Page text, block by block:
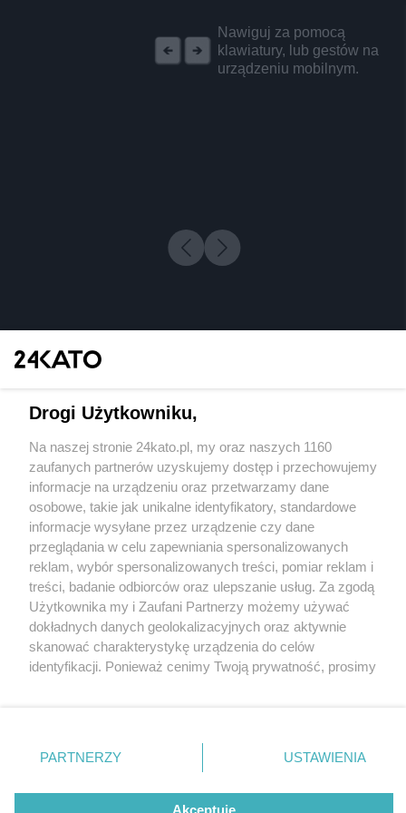
Nawiguj za pomocą
klawiatury, lub gestów na
urządzeniu mobilnym.
16 / 0
Wydawca mediów lokalnych
Nie zapomnij
zapoznać się z:
polityką prywatności regulamin korzystania z portali
Twojemiasto
Piekary Śląskie
Chorzów
Tarnowskie Góry
Gliwice
Skontakuj sięz nami
Kontakt
Wydawca
Redakcja
Drogi Użytkowniku,
Na naszej stronie 24kato.pl, my oraz naszych 1160
zaufanych partnerów uzyskujemy dostęp i przechowujemy
informacje na urządzeniu oraz przetwarzamy dane
osobowe, takie jak unikalne identyfikatory, standardowe
informacje wysyłane przez urządzenie czy dane
przeglądania w celu zapewniania spersonalizowanych
reklam, wybór spersonalizowanych treści, pomiar reklam i
treści, badanie odbiorców oraz ulepszanie usług. Za zgodą
Użytkownika my i Zaufani Partnerzy możemy używać
dokładnych danych geolokalizacyjnych oraz aktywnie
skanować charakterystykę urządzenia do celów
identyfikacji. Ponieważ cenimy Twoją prywatność, prosimy
prywatności znajdujący się w lewym dolnym rogu strony
. Niektóre rodzaje przetwarzania danych nie wymagają
zgody użytkownika, ale masz prawo sprzeciwić się
takiemu przetwarzaniu. Preferencje będą miały
PARTNERZY USTAWIENIA
Akceptuję